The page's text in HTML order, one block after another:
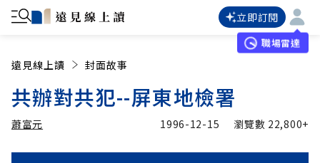
立即訂閱
職場雷達
遠見線上讀 封面故事
共辦對共犯--屏東地檢署
蕭富元 1996-12-15 瀏覽數 22,800+